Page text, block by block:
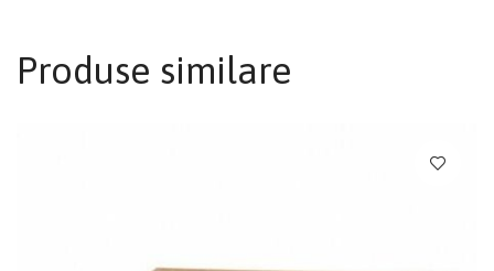
Produse similare